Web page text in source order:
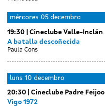
luns
03
decembro
Day
without
sessions
martes
decembro
Day
without
sessions
mércores 05 decembro
19:30
Cineclube Valle-Inclán
A batalla descoñecida
Paula Cons
xoves
06
decembro
Day
without
sessions
venres
07
decembro
Day
without
sessions
sábado
08
decembro
Day
without
sessions
luns 10 decembro
20:30
Cineclube Padre Feijoo
Vigo 1972